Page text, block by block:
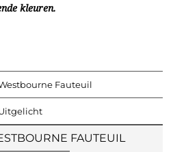
kleuren.
Fauteuil
FAUTEUIL